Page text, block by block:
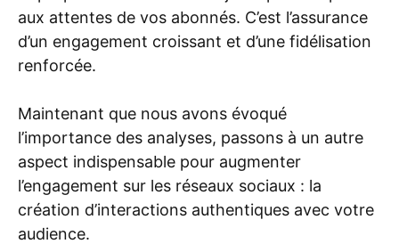
aux attentes de vos abonnés. C’est l’assurance
d’un engagement croissant et d’une fidélisation
renforcée.
Maintenant que nous avons évoqué
l’importance des analyses, passons à un autre
aspect indispensable pour augmenter
l’engagement sur les réseaux sociaux : la
création d’interactions authentiques avec votre
audience.